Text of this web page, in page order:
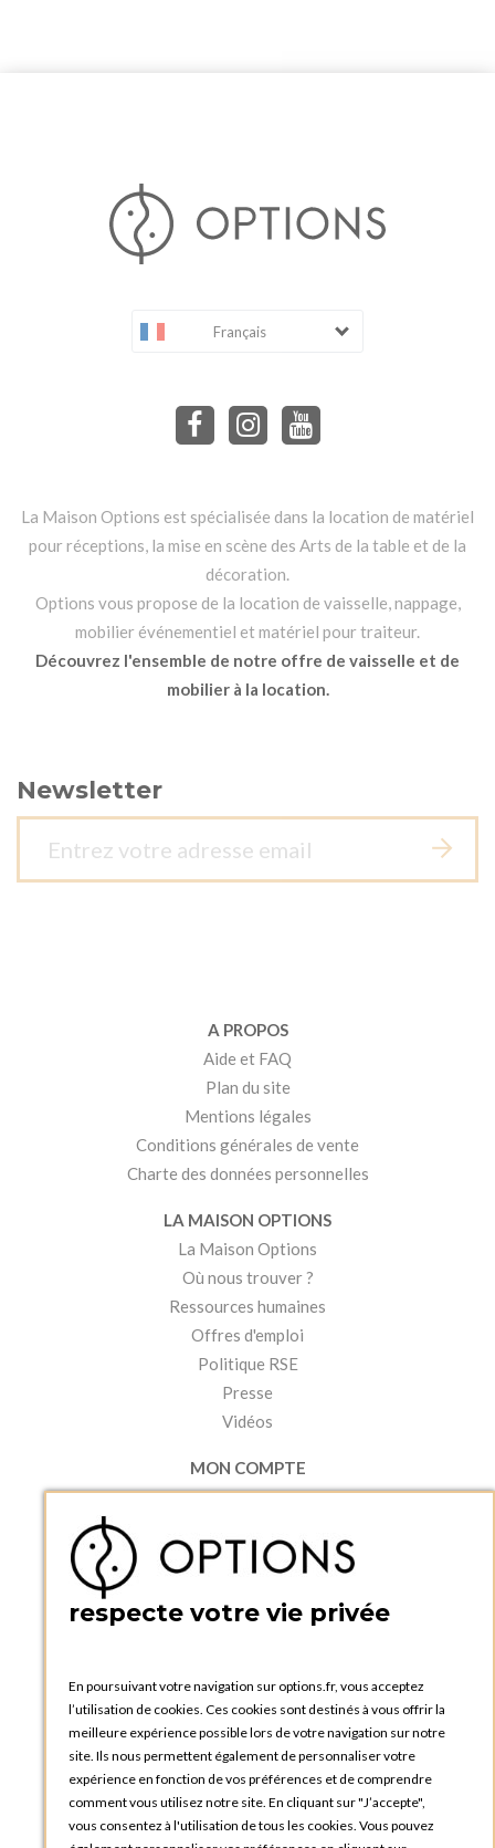
Français
La Maison Options est spécialisée dans la location de matériel
pour réceptions, la mise en scène des Arts de la table et de la
décoration.
Options vous propose de la location de vaisselle, nappage,
mobilier événementiel et matériel pour traiteur.
Découvrez l'ensemble de notre offre de vaisselle et de
mobilier à la location.
Newsletter
A PROPOS
Aide et FAQ
Plan du site
Mentions légales
Conditions générales de vente
Charte des données personnelles
LA MAISON OPTIONS
La Maison Options
Où nous trouver ?
Ressources humaines
Offres d'emploi
Politique RSE
Presse
Vidéos
MON COMPTE
Accéder à mon compte
Créer un compte
PRATIQUE
Catalogues et bons de commande
Tutoriels
OPTIONS LUXEMBOURG
respecte votre vie privée
En poursuivant votre navigation sur options.fr, vous acceptez
l’utilisation de cookies. Ces cookies sont destinés à vous offrir la
meilleure expérience possible lors de votre navigation sur notre
site. Ils nous permettent également de personnaliser votre
expérience en fonction de vos préférences et de comprendre
comment vous utilisez notre site. En cliquant sur "J’accepte",
vous consentez à l'utilisation de tous les cookies. Vous pouvez